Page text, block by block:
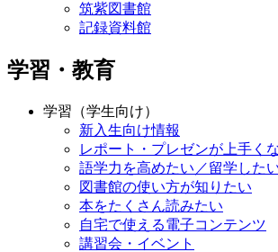
筑紫図書館
記録資料館
学習・教育
学習（学生向け）
新入生向け情報
レポート・プレゼンが上手く
語学力を高めたい／留学した
図書館の使い方が知りたい
本をたくさん読みたい
自宅で使える電子コンテンツ
講習会・イベント